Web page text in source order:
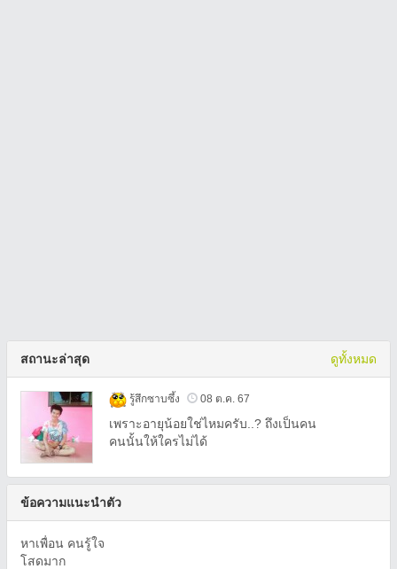
สถานะล่าสุด ดูทั้งหมด
รู้สึกซาบซึ้ง 08 ต.ค. 67
เพราะอายุน้อยใช่ไหมครับ..? ถึงเป็นคน
คนนั้นให้ใครไม่ได้
ข้อความแนะนำตัว
หาเพื่อน คนรู้ใจ
โสดมาก